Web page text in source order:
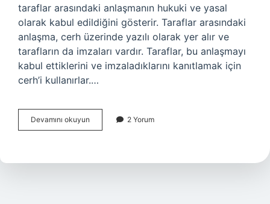
taraflar arasındaki anlaşmanın hukuki ve yasal
olarak kabul edildiğini gösterir. Taraflar arasındaki
anlaşma, cerh üzerinde yazılı olarak yer alır ve
tarafların da imzaları vardır. Taraflar, bu anlaşmayı
kabul ettiklerini ve imzaladıklarını kanıtlamak için
cerh’i kullanırlar.…
Devamını okuyun
ne
2 Yorum